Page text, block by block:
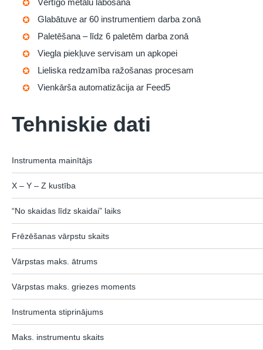
Vērtīgo metālu labošana
Glabātuve ar 60 instrumentiem darba zonā
Paletēšana – līdz 6 paletēm darba zonā
Viegla piekļuve servisam un apkopei
Lieliska redzamība ražošanas procesam
Vienkārša automatizācija ar Feed5
Tehniskie dati
Instrumenta mainītājs
X – Y – Z kustība
“No skaidas līdz skaidai” laiks
Frēzēšanas vārpstu skaits
Vārpstas maks. ātrums
Vārpstas maks. griezes moments
Instrumenta stiprinājums
Maks. instrumentu skaits